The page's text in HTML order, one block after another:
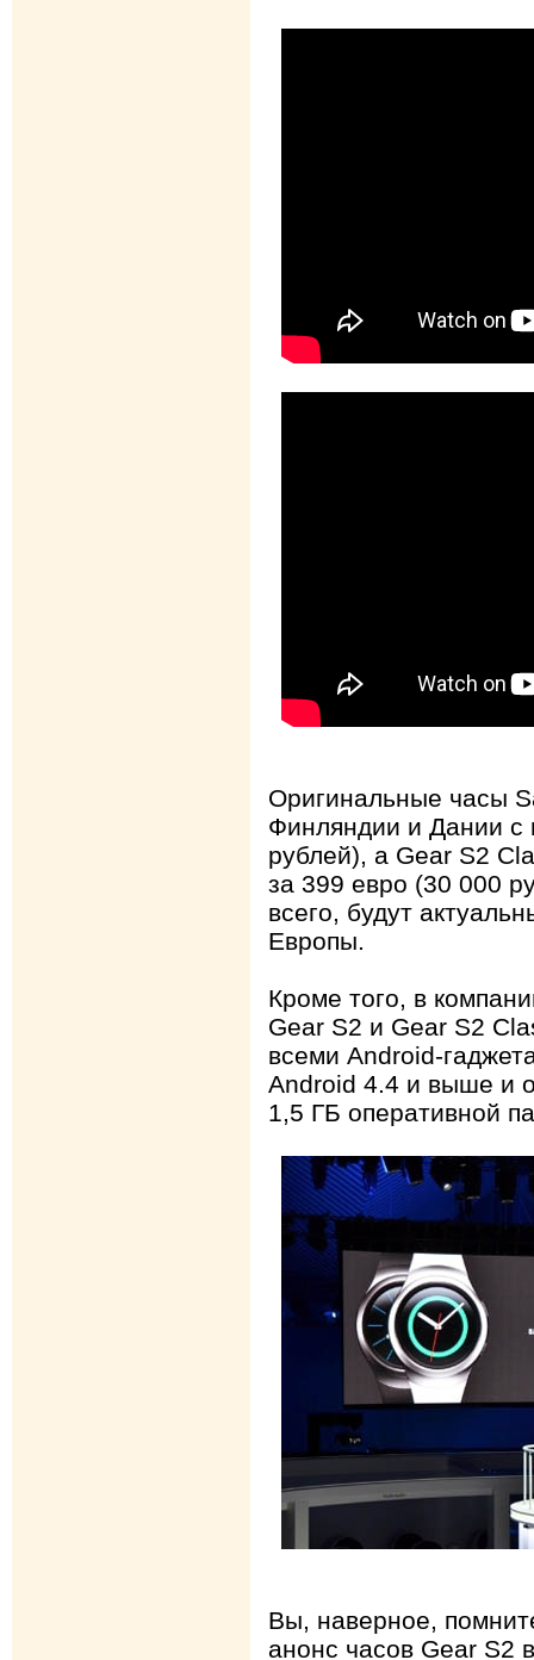
Оригинальные часы
Финляндии и Дании с
рублей), а Gear S2
за 399 евро (30 000
всего, будут
Европы.
Кроме того, в
Gear S2 и Gear S2
всеми Android-
Android 4.4 и выше и
1,5 ГБ оперативной
Вы, наверное,
анонс часов Gear S2